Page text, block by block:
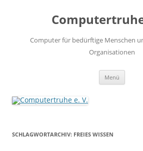
Computer für bedürftige Menschen
Organisationen
Menü
SCHLAGWORTARCHIV: FREIES WISSEN